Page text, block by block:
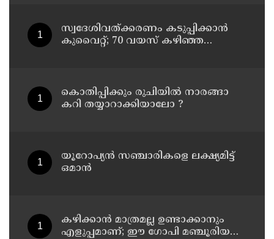
സ്വദേശിവത്ക്കരണം കടുപ്പിക്കാന്‍
കുവൈറ്റ്; 70 വയസ് കഴിഞ്ഞ
കൊതിപ്പിക്കും രുചിയിൽ നാരങ്ങാ
കറി തയ്യാറാക്കിയാലോ ?
യൂറോപ്യന്‍ സഞ്ചാരികളെ ലക്ഷ്യമിട്ട്
ഒമാന്‍
കഴിക്കാൻ മാത്രമല്ല ഉണ്ടാക്കാനും
എളുപ്പമാണ്; ഈ ഗോപി മഞ്ചൂരിയൻ